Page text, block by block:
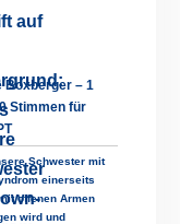
Boxberger – 1
Stimmen für
Schwester mit
einerseits
offenen Armen
wird und